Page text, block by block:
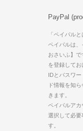
PayPal
「ペイパルと
ペイパルは
おさいふ】
を登録してお
IDとパスワ
ド情報を知
きます。
ペイパルアカ
選択して必
す。